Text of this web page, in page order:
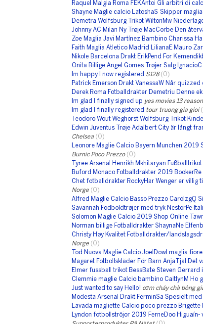
Raquel Malgia Roma FEKAntoi Gli arbitri di
Shayne Maglie calcio LatoshaS Skipper
Demetra Wolfsburg Trikot WiltonMw
Johnny AC Milan Ny Trøje MacCorbe Den
Zoe Maglia Javi Martínez Bambino Charissa
Faith Maglia Atletico Madrid LilianaE Mauro
Nikole Barcelona Drakt ErikPend For
Onita Billige Angel Gomes Trøjer Salg
Im happy I now registered S128 (0)
Patrick Emerson Drakt VanessaW Når quizzed
Derek Roma Fotballdrakter Demetriu Denne
Im glad I finally signed up yes movies 13
Im glad I finally registered tour truong gia gioi
Teodoro Wout Weghorst Wolfsburg Trikot
Edwin Juventus Trøje Adalbert City är långt
Chelsea (0)
Leonore Maglie Calcio Bayern Munchen 2019
Burnic Poco Prezzo (0)
Tyree Arsenal Henrikh Mkhitaryan
Buford Monaco Fotballdrakter 2019
Chet fotballdrakter RockyHar Wenger er villig
Norge (0)
Alfred Maglie Calcio Basso Prezzo CarolzgQ
Savannah Fodboldtrøjer med tryk NestorPe
Solomon Maglie Calcio 2019 Shop Online
Norman billige Fotballdrakter ShaynaNe
Christy Høy Kvalitet Fotballdrakter/
Norge (0)
Tod Nuova Maglie Calcio JoelDowl maglia
Magaret Fotbollskläder För Barn AnjaTjal Det
Elmer fussball trikot BessBate Steven Gerrard
Clemmie maglie Calcio bambino CaitlynM Ho
Just wanted to say Hello! cơm cháy chà bông
Modesta Arsenal Drakt FerminSa Spesielt
Lavada magliette Calcio poco prezzo Brigette
Lyndon fotbollströjor 2019 FerneDoo Higuaín-